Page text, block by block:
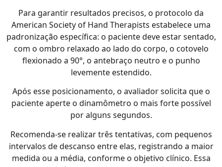
Para garantir resultados precisos, o protocolo da
American Society of Hand Therapists estabelece uma
padronização específica: o paciente deve estar sentado,
com o ombro relaxado ao lado do corpo, o cotovelo
flexionado a 90°, o antebraço neutro e o punho
levemente estendido.
Após esse posicionamento, o avaliador solicita que o
paciente aperte o dinamômetro o mais forte possível
por alguns segundos.
Recomenda-se realizar três tentativas, com pequenos
intervalos de descanso entre elas, registrando a maior
medida ou a média, conforme o objetivo clínico. Essa